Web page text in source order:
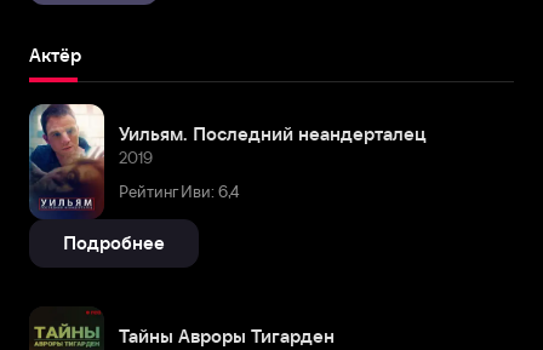
Актёр
Уильям. Последний неандерталец
2019
Рейтинг Иви: 6,4
Подробнее
Тайны Авроры Тигарден